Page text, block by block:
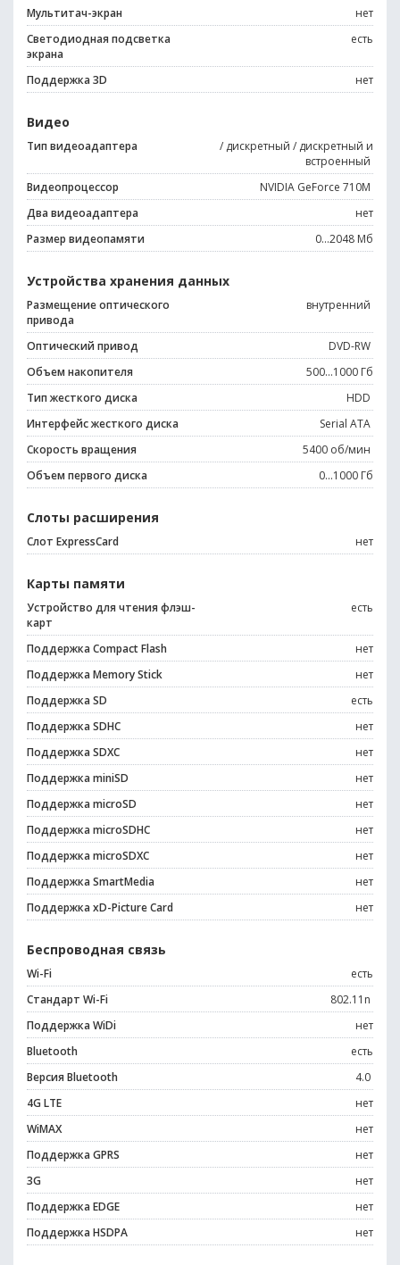
Мультитач-экран
нет
Светодиодная подсветка
экрана
есть
Поддержка 3D нет
Видео
Тип видеоадаптера
/ дискретный / дискретный и
встроенный
Видеопроцессор
NVIDIA GeForce 710M
Два видеоадаптера
нет
Размер видеопамяти
0...2048 Мб
Устройства хранения данных
Размещение оптического
привода
внутренний
Оптический привод
DVD-RW
Объем накопителя
500...1000 Гб
Тип жесткого диска
HDD
Интерфейс жесткого диска
Serial ATA
Скорость вращения
5400 об/мин
Объем первого диска
0...1000 Гб
Слоты расширения
Слот ExpressCard нет
Карты памяти
Устройство для чтения флэш-
карт
есть
Поддержка Compact Flash
нет
Поддержка Memory Stick
нет
Поддержка SD
есть
Поддержка SDHC
нет
Поддержка SDXC
нет
Поддержка miniSD
нет
Поддержка microSD
нет
Поддержка microSDHC
нет
Поддержка microSDXC
нет
Поддержка SmartMedia
нет
Поддержка xD-Picture Card
нет
Беспроводная связь
Wi-Fi
есть
Стандарт Wi-Fi
802.11n
Поддержка WiDi
нет
Bluetooth
есть
Версия Bluetooth
4.0
4G LTE
нет
WiMAX
нет
Поддержка GPRS
нет
3G
нет
Поддержка EDGE
нет
Поддержка HSDPA
нет